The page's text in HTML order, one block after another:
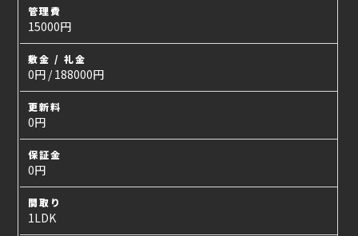
管理費
15000円
敷金 / 礼金
0円 / 188000円
更新料
0円
保証金
0円
間取り
1LDK